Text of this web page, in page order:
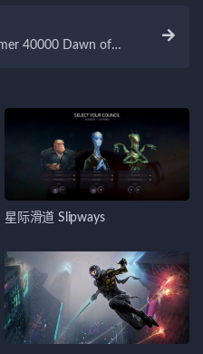
40000 Dawn of
星际滑道 Slipways